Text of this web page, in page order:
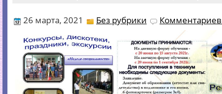
26 марта, 2021 Без рубрики Комментариев